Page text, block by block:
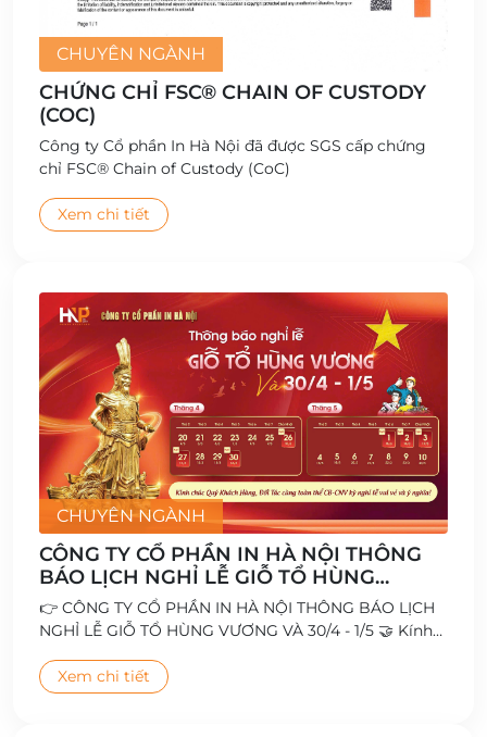
CHUYÊN NGÀNH
CHỨNG CHỈ FSC® CHAIN OF CUSTODY
(COC)
Công ty Cổ phần In Hà Nội đã được SGS cấp chứng
chỉ FSC® Chain of Custody (CoC)
Xem chi tiết
CHUYÊN NGÀNH
CÔNG TY CỔ PHẦN IN HÀ NỘI THÔNG
BÁO LỊCH NGHỈ LỄ GIỖ TỔ HÙNG
VƯƠNG VÀ 30/4 - 1/5
👉 CÔNG TY CỔ PHẦN IN HÀ NỘI THÔNG BÁO LỊCH
NGHỈ LỄ GIỖ TỔ HÙNG VƯƠNG VÀ 30/4 - 1/5 🤝 Kính
- Công nhân viên có kỳ nghỉ lễ vui vẻ và ý nghĩa 🥰
Xem chi tiết